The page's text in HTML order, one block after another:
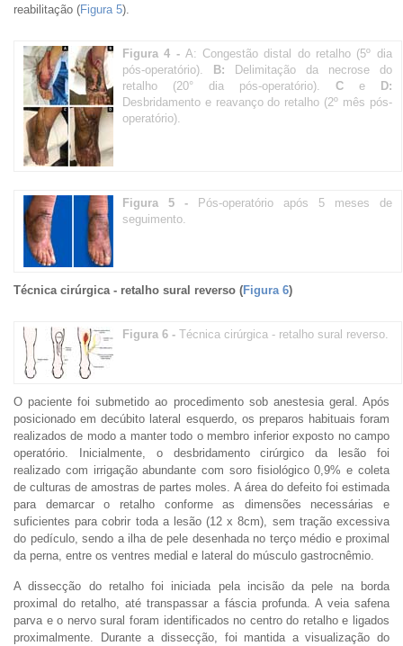
reabilitação (Figura 5).
Figura 4 - A: Congestão distal do retalho (5º dia
pós-operatório).
B: Delimitação da necrose do
retalho (20° dia pós-operatório). Ce
D:
Desbridamento e reavanço do retalho (2º mês pós-
operatório).
Figura 5 -
Pós-operatório após 5 meses de
seguimento.
Técnica cirúrgica - retalho sural reverso (Figura 6)
Figura 6 - Técnica cirúrgica - retalho sural reverso.
O paciente foi submetido ao procedimento sob anestesia geral. Após
posicionado em decúbito lateral esquerdo, os preparos habituais foram
realizados de modo a manter todo o membro inferior exposto no campo
operatório. Inicialmente, o desbridamento cirúrgico da lesão foi
realizado com irrigação abundante com soro fisiológico 0,9% e coleta
de culturas de amostras de partes moles. A área do defeito foi estimada
para demarcar o retalho conforme as dimensões necessárias e
suficientes para cobrir toda a lesão (12 x 8cm), sem tração excessiva
do pedículo, sendo a ilha de pele desenhada no terço médio e proximal
da perna, entre os ventres medial e lateral do músculo gastrocnêmio.
A dissecção do retalho foi iniciada pela incisão da pele na borda
proximal do retalho, até transpassar a fáscia profunda. A veia safena
parva e o nervo sural foram identificados no centro do retalho e ligados
proximalmente. Durante a dissecção, foi mantida a visualização do